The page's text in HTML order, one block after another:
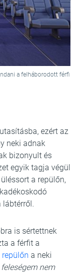
a felháborodott férfi
ezért az
neki adnak
bizonyult és
egyik tagja végül
a repülőn,
lábtérről.
is sértettnek
a férfit a
a neki
feleségem nem